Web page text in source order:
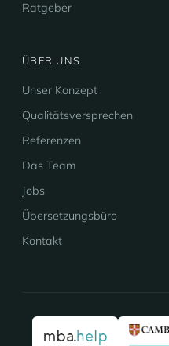
Ratgeber
ÜBER UNS
Unser Konzept
Qualitätsversprechen
Referenzen
Das Team
Jobs
Übersetzungsbüro
Kontakt